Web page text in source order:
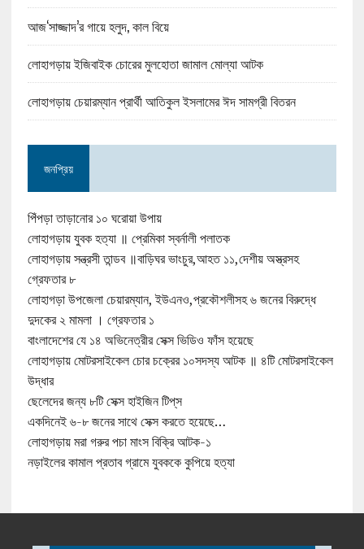
আজ‘সাজ্জাদ’র গায়ে হলুদ, কাল বিয়ে
লোহাগড়ায় ইজিবাইক চোরের মুলহোতা জামাল মোল্যা আটক
লোহাগড়ায় চেয়ারম্যান প্রার্থী আতিকুল ইসলামের ঈদ সামগ্রী বিতরন
জনপ্রিয়
পিঁপড়া তাড়ানোর ১০ ঘরোয়া উপায়
লোহাগড়ায় যুবক হত্যা ॥ প্রেমিকা স্বর্নালী পলাতক
লোহাগড়ায় সন্ত্রসী তান্ডব ॥বাড়িঘর ভাংচুর,আহত ১১,দেশীয় অস্ত্রসহ
গ্রেফতার ৮
লোহাগড়া উপজেলা চেয়ারম্যান, ইউএনও,প্রকৌশলীসহ ৬ জনের বিরুদ্ধে
দুদকের ২ মামলা । গ্রেফতার ১
বাংলাদেশের যে ১৪ অভিনেত্রীর সেক্স ভিডিও ফাঁস হয়েছে
লোহাগড়ায় মোটরসাইকেল চোর চক্রের ১০সদস্য আটক ॥ ৪টি মোটরসাইকেল
উদ্ধার
ছেলেদের জন্য ৮টি সেক্স হাইজিন টিপ্‌স
একদিনেই ৬-৮ জনের সাথে সেক্স করতে হয়েছে…
লোহাগড়ায় মরা গরুর পচা মাংস বিক্রি আটক-১
নড়াইলের কামাল প্রতাব গ্রামে যুবককে কুপিয়ে হত্যা